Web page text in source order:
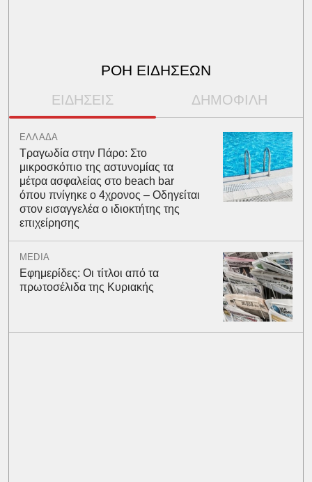
ΡΟΗ ΕΙΔΗΣΕΩΝ
ΕΙΔΗΣΕΙΣ ΔΗΜΟΦΙΛΗ
ΕΛΛΑΔΑ
Τραγωδία στην Πάρο: Στο
μικροσκόπιο της αστυνομίας τα
μέτρα ασφαλείας στο beach bar
όπου πνίγηκε ο 4χρονος – Οδηγείται
στον εισαγγελέα ο ιδιοκτήτης της
επιχείρησης
MEDIA
Εφημερίδες: Οι τίτλοι από τα
πρωτοσέλιδα της Κυριακής